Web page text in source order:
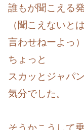
誰もが聞こえる
（聞こえないとは
言わせねーよっ）
ちょっと
スカッとジャパン
気分でした。
そうかこうして